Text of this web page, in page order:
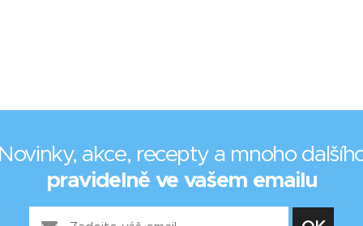
akce, recepty a mnoho
pravidelně ve vašem emailu